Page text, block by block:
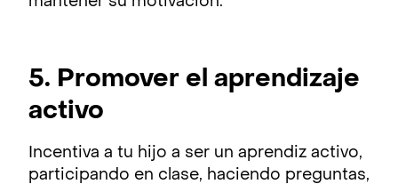
5. Promover el aprendizaje
activo
Incentiva a tu hijo a ser un aprendiz activo,
participando en clase, haciendo preguntas,